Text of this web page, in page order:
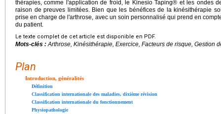
thérapies, comme l'application de froid, le Kinesio Taping® et les ondes
raison de preuves limitées. Bien que les bénéfices de la kinésithérapie
prise en charge de l'arthrose, avec un soin personnalisé qui prend en
du patient.
Le texte complet de cet article est disponible en PDF.
Mots-clés : Arthrose, Kinésithérapie, Exercice, Facteurs de risque, Gestion
Plan
Introduction, généralités
Définition
Classification internationale des maladies, dixième révision
Classification internationale du fonctionnement
Physiopathologie